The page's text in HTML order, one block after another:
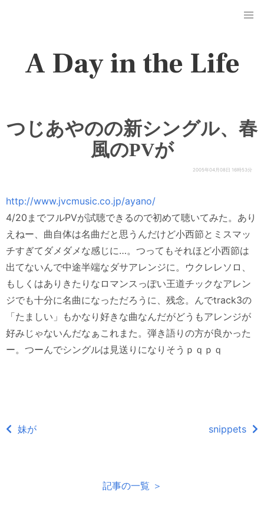
A Day in the Life
つじあやのの新シングル、春
風のPVが
2005年04月08日 16時53分
http://www.jvcmusic.co.jp/ayano/
4/20までフルPVが試聴できるので初めて聴いてみた。あり
えねー、曲自体は名曲だと思うんだけど小西節とミスマッ
チすぎてダメダメな感じに…。つってもそれほど小西節は
出てないんで中途半端なダサアレンジに。ウクレレソロ、
もしくはありきたりなロマンスっぽい王道チックなアレン
ジでも十分に名曲になっただろうに、残念。んでtrack3の
「たましい」もかなり好きな曲なんだがどうもアレンジが
好みじゃないんだなぁこれまた。弾き語りの方が良かった
ー。つーんでシングルは見送りになりそうｐｑｐｑ
妹が snippets
記事の一覧 ＞